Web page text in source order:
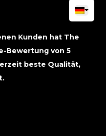
Kunden hat The
Bewertung von 5
beste Qualität,